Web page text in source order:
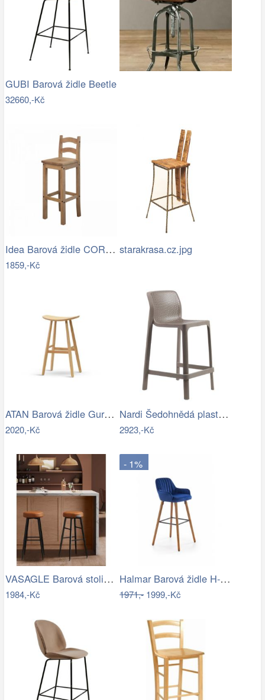
GUBI Barová židle Beetle
32660,-Kč
Idea Barová židle CORONA 2 vosk 1628
1859,-Kč
starakrasa.cz.jpg
ATAN Barová židle Guru masiv buk - II…
2020,-Kč
Nardi Šedohnědá plastová zahradní…
2923,-Kč
VASAGLE Barová stolička EKHO 63 cm…
1984,-Kč
- 1%
Halmar Barová židle H-93 - modrá
1971,-1999,-Kč